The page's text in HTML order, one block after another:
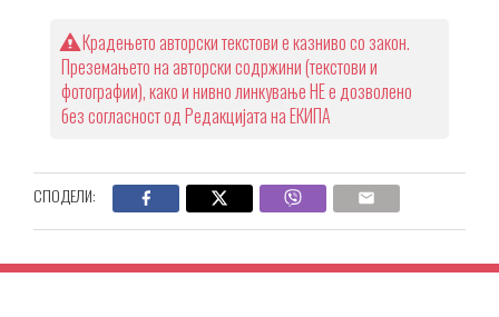
Крадењето авторски текстови е казниво со закон.
Преземањето на авторски содржини (текстови и
фотографии), како и нивно линкување НЕ е дозволено
без согласност од Редакцијата на ЕКИПА
СПОДЕЛИ: